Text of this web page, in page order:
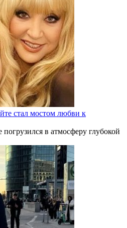
стал мостом любви к
в атмосферу глубокой